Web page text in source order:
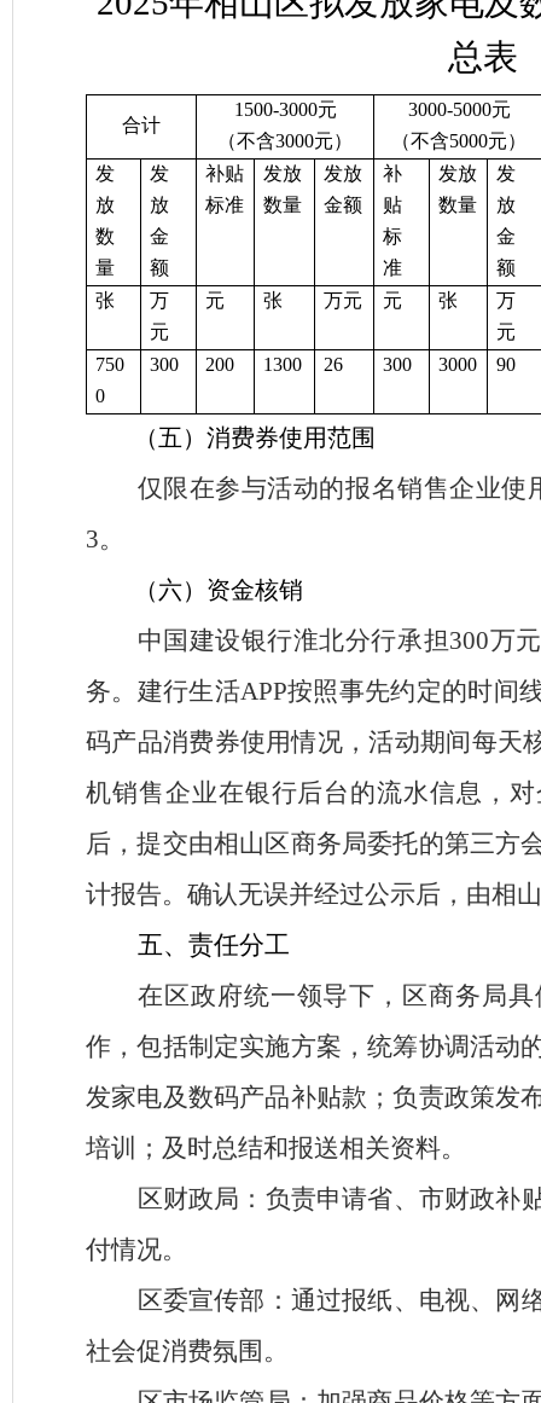
总表
合计
1500-3000元
（不含3000元）
3000-5000元
（不含5000元）
发
放
数
量
发
放
金
额
补贴
标准
发放
数量
发放
金额
补
贴
标
准
发放
数量
发
放
金
额
张
万
元
元 张 万元 元 张
万
元
750
0
300 200 1300 26 300 3000 90
（五）消费券使用范围
仅限在参与活动的报名销售企业使
3。
（六）资金核销
中国建设银行淮北分行承担300万
务。建行生活APP按照事先约定的时间
码产品消费券使用情况，活动期间每天
机销售企业在银行后台的流水信息，
后，提交由相山区商务局委托的第三方
计报告。确认无误并经过公示后，由相
五、 责任分工
在区政府统一领导下，区商务局
作，包括制定实施方案，统筹协调活动
发家电及数码产品补贴款；负责政策发
培训；及时总结和报送相关资料。
区财政局：负责申请省、市财政补
付情况。
区委宣传部 ：通过报纸、电视、网
社会促消费氛围。